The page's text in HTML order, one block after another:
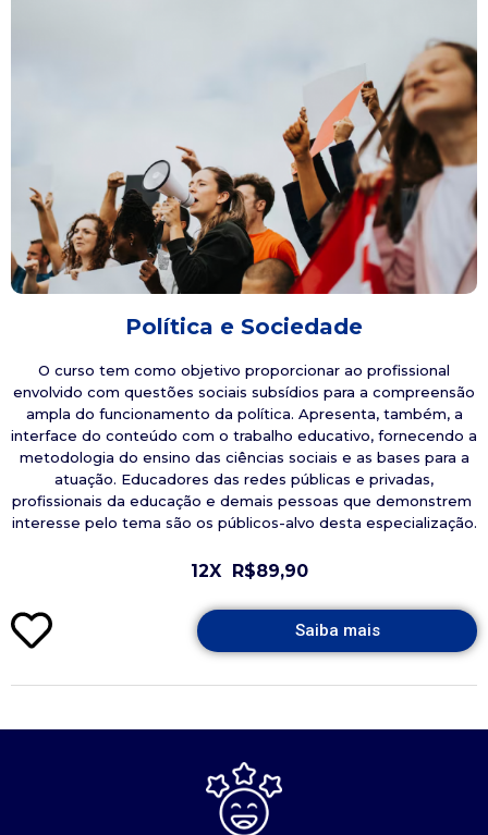
Política e Sociedade
O curso tem como objetivo proporcionar ao profissional
envolvido com questões sociais subsídios para a compreensão
ampla do funcionamento da política. Apresenta, também, a
interface do conteúdo com o trabalho educativo, fornecendo a
metodologia do ensino das ciências sociais e as bases para a
atuação. Educadores das redes públicas e privadas,
profissionais da educação e demais pessoas que demonstrem
interesse pelo tema são os públicos-alvo desta especialização.
12X R$89,90
Saiba mais